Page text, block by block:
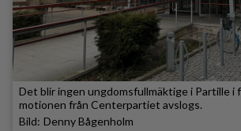
Det blir ingen ungdomsfullmäktige i Partille i
motionen från Centerpartiet avslogs.
Denny Bågenholm